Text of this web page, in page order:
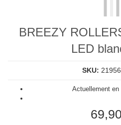
BREEZY
LED
SKU:
Actuellement